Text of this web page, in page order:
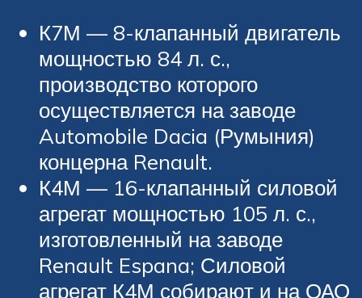
К7М — 8-клапанный двигатель
мощностью 84 л. с.,
производство которого
осуществляется на заводе
Automobile Dacia (Румыния)
концерна Renault.
К4М — 16-клапанный силовой
агрегат мощностью 105 л. с.,
изготовленный на заводе
Renault Espana; Силовой
агрегат К4М собирают и на ОАО